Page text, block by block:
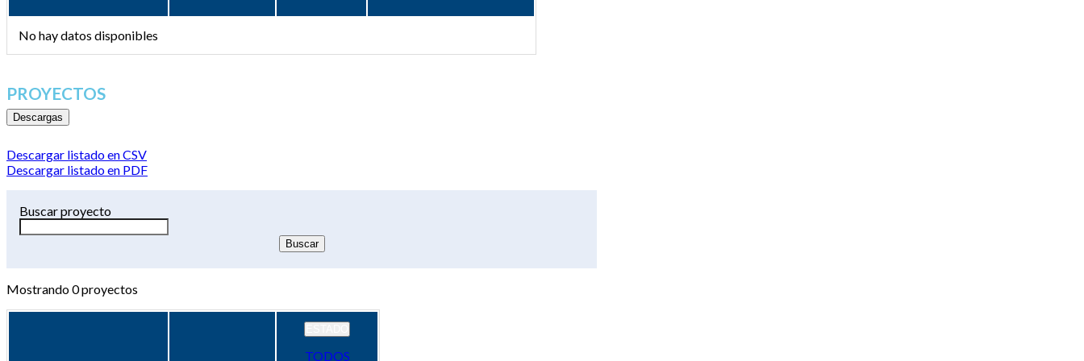
No hay datos disponibles
PROYECTOS
Descargas
Descargar listado en CSV
Descargar listado en PDF
Buscar proyecto
Mostrando0proyectos
TODOS